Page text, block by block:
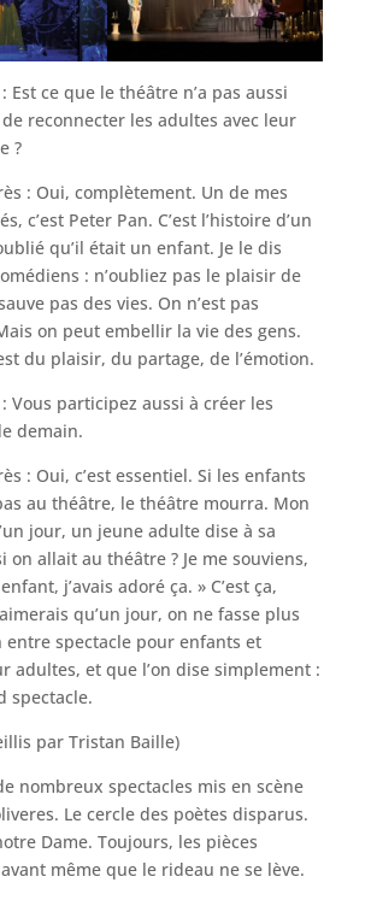
Est ce que le théâtre n’a pas aussi
reconnecter les adultes avec leur
?
: Oui, complètement. Un de mes
c’est Peter Pan. C’est l’histoire d’un
qu’il était un enfant. Je le dis
: n’oubliez pas le plaisir de
pas des vies. On n’est pas
on peut embellir la vie des gens.
du plaisir, du partage, de l’émotion.
Vous participez aussi à créer les
demain.
: Oui, c’est essentiel. Si les enfants
au théâtre, le théâtre mourra. Mon
jour, un jeune adulte dise à sa
on allait au théâtre ? Je me souviens,
j’avais adoré ça. » C’est ça,
qu’un jour, on ne fasse plus
spectacle pour enfants et
adultes, et que l’on dise simplement :
spectacle.
par Tristan Baille)
nombreux spectacles mis en scène
Le cercle des poètes disparus.
Dame. Toujours, les pièces
même que le rideau ne se lève.